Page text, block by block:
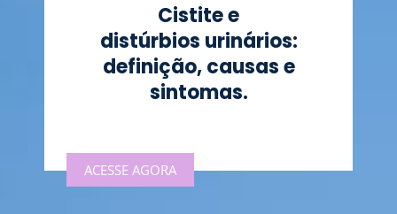
Cistite e
distúrbios urinários:
definição, causas e
sintomas.
ACESSE AGORA